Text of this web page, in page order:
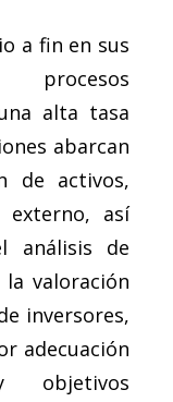
a fin en sus
procesos
alta tasa
abarcan
de activos,
externo, así
análisis de
valoración
inversores,
adecuación
objetivos